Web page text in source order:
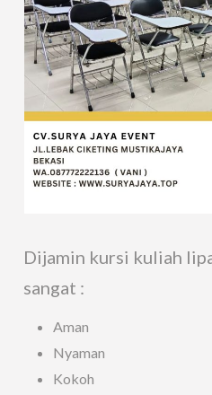
Dijamin kursi kuliah
sangat :
Aman
Nyaman
Kokoh